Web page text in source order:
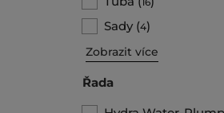
Sady (4)
Zobrazit více
Řada